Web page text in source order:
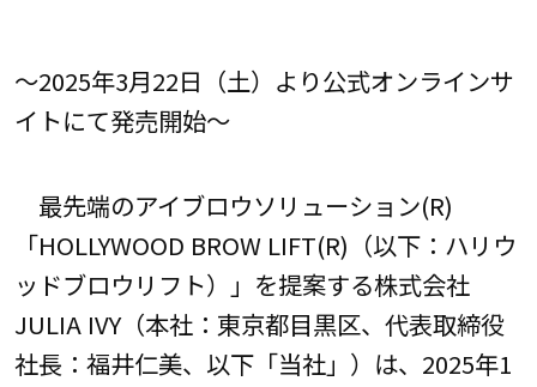
～2025年3月22日（土）より公式オンラインサ
イトにて発売開始～
最先端のアイブロウソリューション(R)︎
「HOLLYWOOD BROW LIFT(R)（以下：ハリウ
ッドブロウリフト）」を提案する株式会社
JULIA IVY（本社：東京都目黒区、代表取締役
社長：福井仁美、以下「当社」）は、2025年1